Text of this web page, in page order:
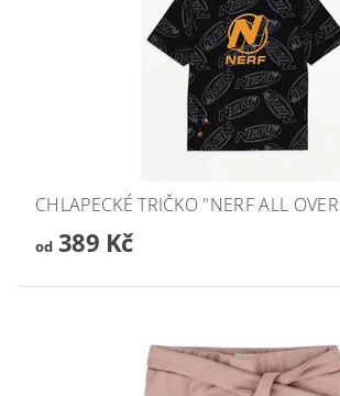
CHLAPECKÉ TRIČKO "NERF ALL
od389 Kč